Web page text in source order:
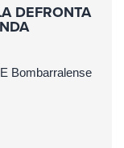
DEFRONTA
Bombarralense